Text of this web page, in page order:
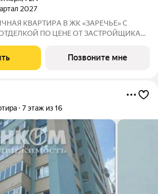
2027
КВАPТИPА В ЖК «ЗАРЕЧЬЕ» С
ПО ЦЕНЕ ОТ ЗАСТРОЙЩИКА
2027 года Рядом: детские сады №5 и
магазины,
Позвоните мне
7 этаж из 16